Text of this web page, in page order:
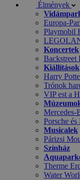
Élmények
Europa-
Playmobil
Koncertek
Backstreet
Kiállítások
Harry
Trónok
VIP est a
Mercedes-
Porsche
Musicalek
Párizsi
Színház
Therme
Water